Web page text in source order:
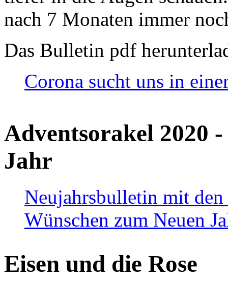
nach 7 Monaten immer
Das Bulletin pdf
Corona sucht uns in
Adventsorakel 2020
Jahr
Neujahrsbulletin mit den
Wünschen zum Neuen
Eisen und die Rose